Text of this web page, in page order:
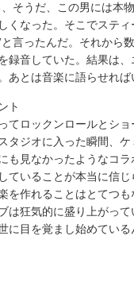
そうだ、この男には本
くなった。そこでステ
言ったんだ。それから
録音していた。結果は
あとは音楽に語らせれば
ト
てロックンロールとシ
タジオに入った瞬間、
も見なかったようなコ
ていることが本当に信
を作れることはとてつ
は狂気的に盛り上がっ
に目を覚まし始めてい